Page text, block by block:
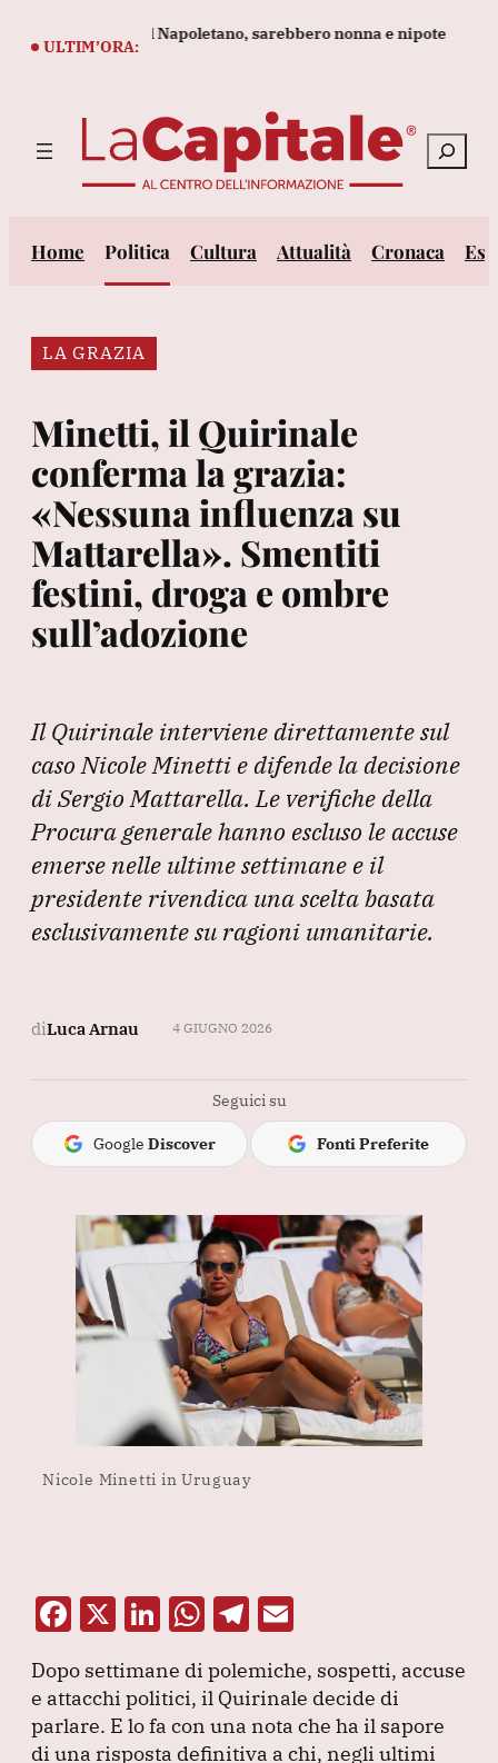
ULTIM’ORA:
in casa nel Napoletano, sarebbero nonna e nipote
Cerca
Home Politica Cultura Attualità Cronaca
LA GRAZIA
Minetti, il Quirinale
conferma la grazia:
«Nessuna influenza su
Mattarella». Smentiti
festini, droga e ombre
sull’adozione
Il Quirinale interviene direttamente sul
caso Nicole Minetti e difende la decisione
di Sergio Mattarella. Le verifiche della
Procura generale hanno escluso le accuse
emerse nelle ultime settimane e il
presidente rivendica una scelta basata
esclusivamente su ragioni umanitarie.
diLuca Arnau 4 GIUGNO 2026
Seguici su
Google Discover Fonti Preferite
Nicole Minetti in Uruguay
F
c
e
X Li
k
e
W
at
s
T
e
gr
ai
l
Dopo settimane di polemiche, sospetti, accuse
e attacchi politici, il Quirinale decide di
parlare. E lo fa con una nota che ha il sapore
di una risposta definitiva a chi, negli ultimi